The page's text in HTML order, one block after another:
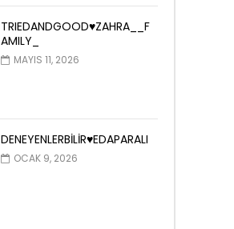
TRIEDANDGOOD♥️ZAHRA__F
AMILY_
MAYIS 11, 2026
DENEYENLERBİLİR♥️EDAPARALI
OCAK 9, 2026